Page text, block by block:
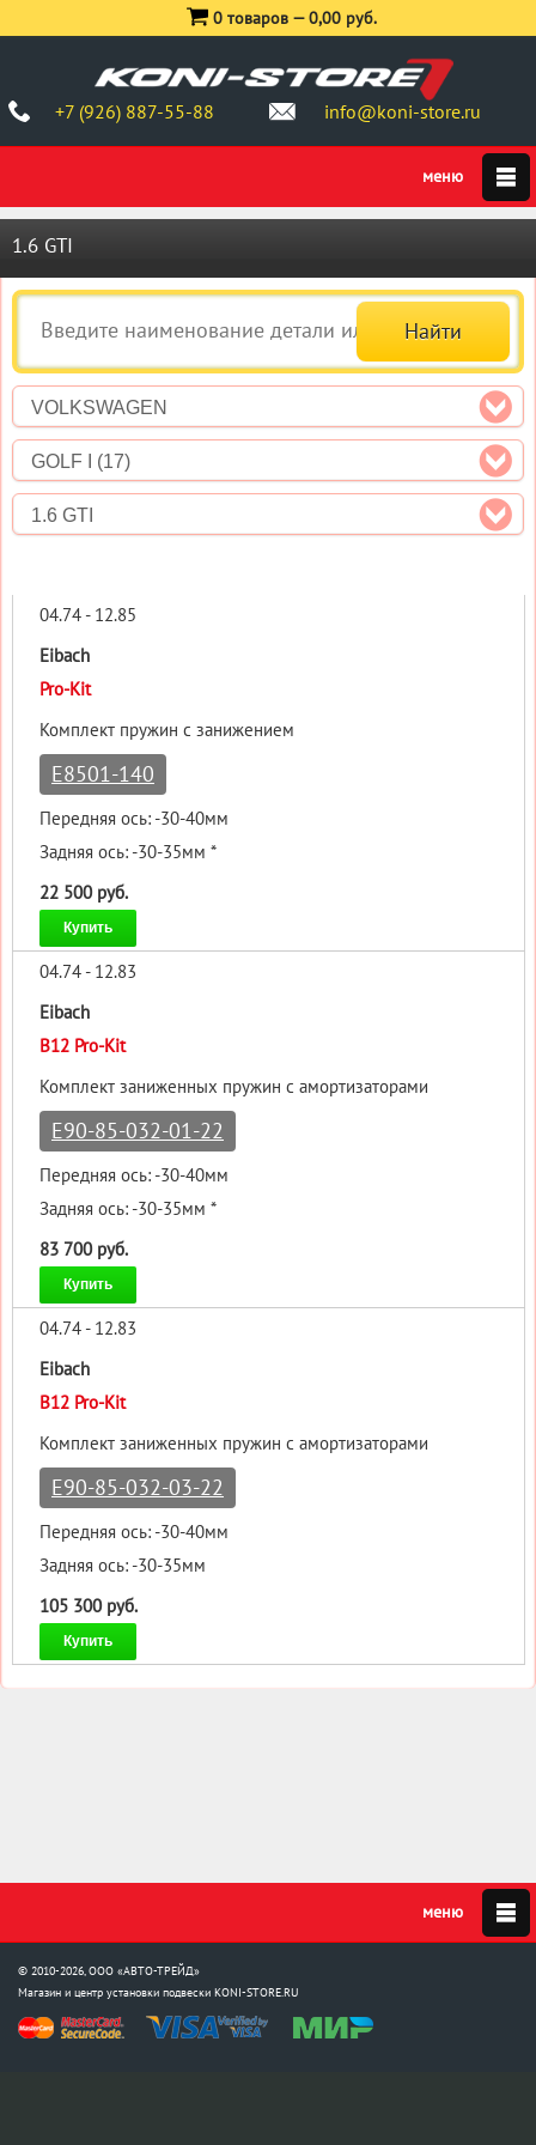
+7 (926) 887-55-88 info@koni-store.ru
0 товаров —0,00 руб.
1.6 GTI
VOLKSWAGEN
GOLF I (17)
1.6 GTI
04.74 - 12.85
Eibach
Pro-Kit
Комплект пружин с занижением
E8501-140
Передняя ось: -30-40мм
Задняя ось: -30-35мм *
22 500 руб.
Купить
04.74 - 12.83
Eibach
B12 Pro-Kit
Комплект заниженных пружин с амортизаторами
E90-85-032-01-22
Передняя ось: -30-40мм
Задняя ось: -30-35мм *
83 700 руб.
Купить
04.74 - 12.83
Eibach
B12 Pro-Kit
Комплект заниженных пружин с амортизаторами
E90-85-032-03-22
Передняя ось: -30-40мм
Задняя ось: -30-35мм
105 300 руб.
Купить
© 2010-2026, ООО «АВТО-ТРЕЙД»
Магазин и центр установки подвески KONI-STORE.RU